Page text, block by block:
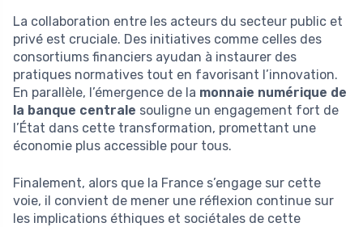
La collaboration entre les acteurs du secteur public et
privé est cruciale. Des initiatives comme celles des
consortiums financiers ayudan à instaurer des
pratiques normatives tout en favorisant l’innovation.
En parallèle, l’émergence de la monnaie numérique de
la banque centrale souligne un engagement fort de
l’État dans cette transformation, promettant une
économie plus accessible pour tous.
Finalement, alors que la France s’engage sur cette
voie, il convient de mener une réflexion continue sur
les implications éthiques et sociétales de cette